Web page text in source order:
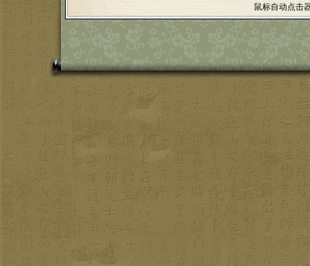
鼠标自动点击